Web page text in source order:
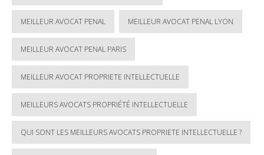
MEILLEUR AVOCAT PENAL MEILLEUR AVOCAT PENAL LYON
MEILLEUR AVOCAT PENAL PARIS
MEILLEUR AVOCAT PROPRIETE INTELLECTUELLE
MEILLEURS AVOCATS PROPRIÉTÉ INTELLECTUELLE
QUI SONT LES MEILLEURS AVOCATS PROPRIETE INTELLECTUELLE ?